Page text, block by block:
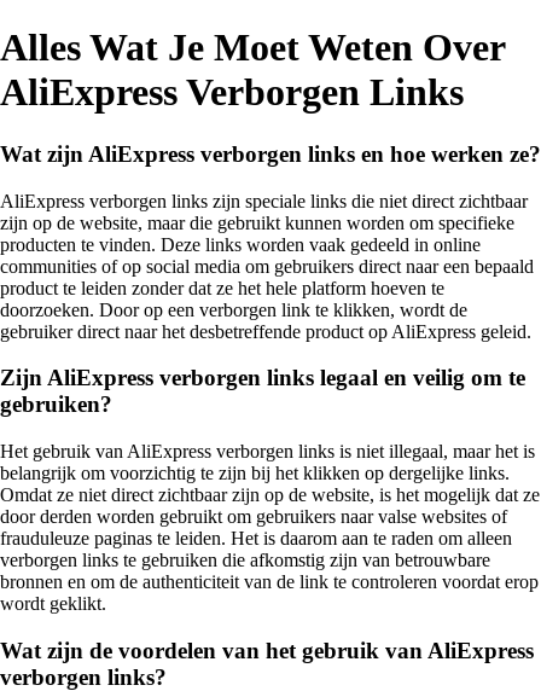
Alles Wat Je Moet Weten Over
AliExpress Verborgen Links
Wat zijn AliExpress verborgen links en hoe werken ze?
AliExpress verborgen links zijn speciale links die niet direct zichtbaar
zijn op de website, maar die gebruikt kunnen worden om specifieke
producten te vinden. Deze links worden vaak gedeeld in online
communities of op social media om gebruikers direct naar een bepaald
product te leiden zonder dat ze het hele platform hoeven te
doorzoeken. Door op een verborgen link te klikken, wordt de
gebruiker direct naar het desbetreffende product op AliExpress geleid.
Zijn AliExpress verborgen links legaal en veilig om te
gebruiken?
Het gebruik van AliExpress verborgen links is niet illegaal, maar het is
belangrijk om voorzichtig te zijn bij het klikken op dergelijke links.
Omdat ze niet direct zichtbaar zijn op de website, is het mogelijk dat ze
door derden worden gebruikt om gebruikers naar valse websites of
frauduleuze paginas te leiden. Het is daarom aan te raden om alleen
verborgen links te gebruiken die afkomstig zijn van betrouwbare
bronnen en om de authenticiteit van de link te controleren voordat erop
wordt geklikt.
Wat zijn de voordelen van het gebruik van AliExpress
verborgen links?